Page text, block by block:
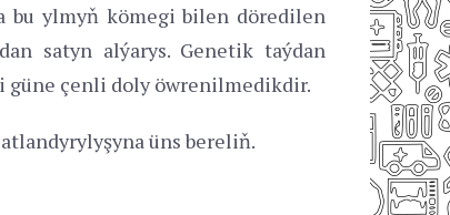
bu ylmyň kömegi bilen döredilen
satyn alýarys. Genetik taýdan
çenli doly öwrenilmedikdir.
üns bereliň.